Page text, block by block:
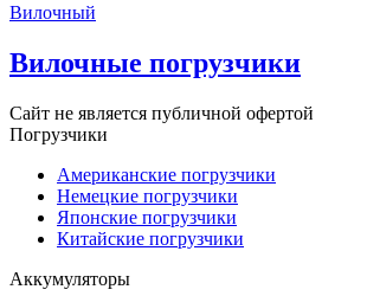
Вилочный
Вилочные погрузчики
Сайт не является публичной офертой
Погрузчики
Американские погрузчики
Немецкие погрузчики
Японские погрузчики
Китайские погрузчики
Аккумуляторы